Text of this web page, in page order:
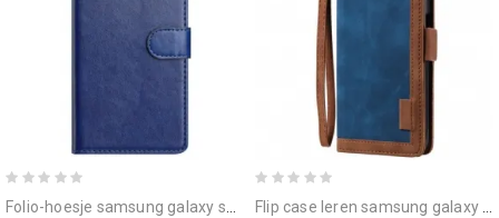
folio-hoesje samsung galaxy s25 plus 5g telefoonhoesje effen kunstleer met bandje flip case leren samsung galaxy s25 plus 5g vintage suède-effect met bandje